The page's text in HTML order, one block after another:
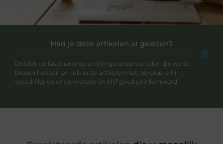
Had je deze artikelen al gelezen?
Ontdek de fascinerende en intrigerende verhalen die we te
bieden hebben en mis onze artikelen niet. Verdiep je in
verschillende onderwerpen en blijf goed geïnformeerd!